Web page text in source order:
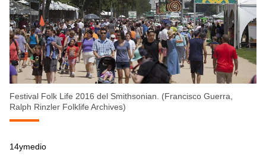
Festival Folk Life 2016 del Smithsonian. (Francisco Guerra,
Ralph Rinzler Folklife Archives)
14ymedio